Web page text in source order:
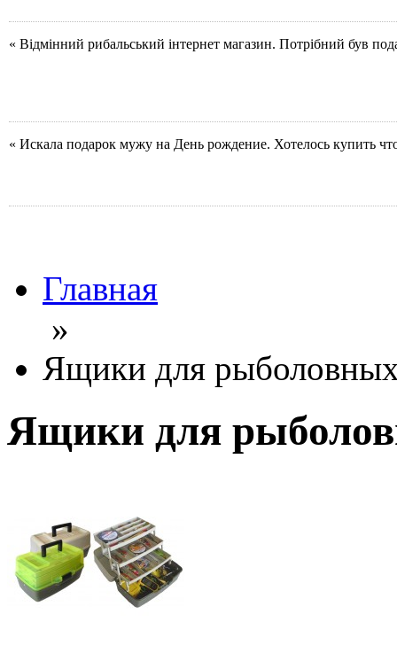
« Відмінний рибальський інтернет магазин. Потрібний був
« Искала подарок мужу на День рождение. Хотелось купить
Главная
»
Ящики для рыболовных
Ящики для